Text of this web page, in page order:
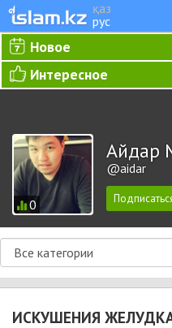
қаз
рус
Новое
Интересное
0
Айдар
@aidar
ИСКУШЕНИЯ